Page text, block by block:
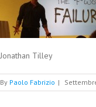
Jonathan Tilley
By Paolo Fabrizio |